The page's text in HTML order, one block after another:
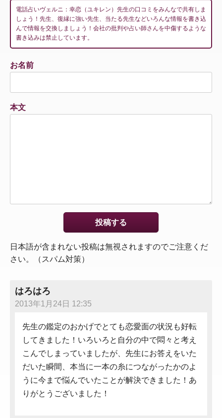
電話占いヴェルニ：幸恋（ユキレン）先生の口コミをみんなで共有しま
しょう！先生、復縁に強い先生、当たる先生などいろんな情報を書き込
んで情報を交換しましょう！会社の批判や占い師さんを中傷するような
書き込みは禁止しています。
お名前
本文
日本語が含まれない投稿は無視されますのでご注意くだ
さい。（スパム対策）
はろはろ
2013年1月24日 12:35
先生の鑑定のおかげでとても恋愛面の状況も好転
してきました！いろいろと自分の中で悶々と考え
こんでしまっていましたが、先生にお答えをいた
だいた瞬間、本当に一本の糸につながったかのよ
うに今まで悩んでいたことが解決できました！あ
りがとうございました！